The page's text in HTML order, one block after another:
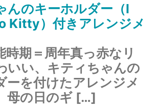
んのキーホルダー（I
Kitty）付きアレンジメ
時期＝周年真っ赤なリ
いい、キティちゃんの
ーを付けたアレンジメ
母の日のギ […]